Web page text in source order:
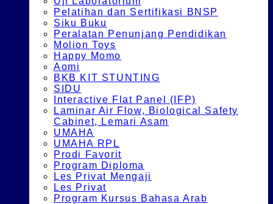
Pelatihan dan Sertifikasi BNSP
Siku Buku
Peralatan Penunjang Pendidikan
Molion Toys
Happy Momo
Aomi
BKB KIT STUNTING
SIDU
Interactive Flat Panel (IFP)
Laminar Air Flow, Biological Safety
Cabinet, Lemari Asam
UMAHA
UMAHA RPL
Prodi Favorit
Program Diploma
Les Privat Mengaji
Les Privat
Program Kursus Bahasa Arab